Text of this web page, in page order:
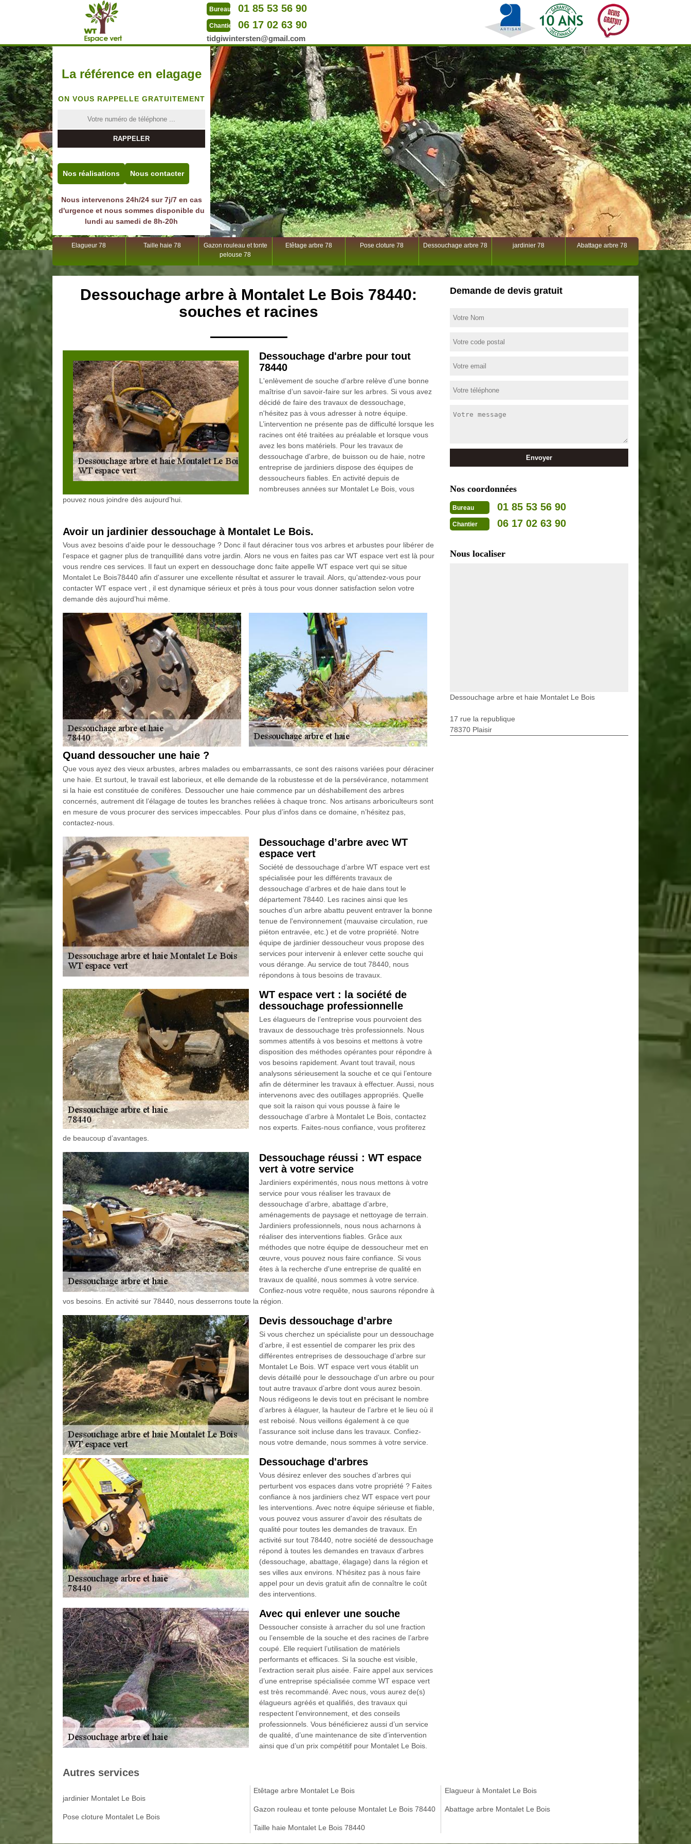
Bureau 01 85 53 56 90
Chantier 06 17 02 63 90
tidgiwintersten@gmail.com
La référence en elagage
ON VOUS RAPPELLE GRATUITEMENT
Nos réalisations Nous contacter
Nous intervenons 24h/24 sur 7j/7 en cas
d'urgence et nous sommes disponible du
lundi au samedi de 8h-20h
Elagueur 78 Taille haie 78
Gazon rouleau et tonte
pelouse 78
Etêtage arbre 78 Pose cloture 78 Dessouchage arbre 78 jardinier 78 Abattage arbre 78
Dessouchage arbre à Montalet Le Bois 78440:
souches et racines
Dessouchage d'arbre pour tout
78440
L'enlèvement de souche d'arbre relève d’une bonne
maîtrise d’un savoir-faire sur les arbres. Si vous avez
décidé de faire des travaux de dessouchage,
n'hésitez pas à vous adresser à notre équipe.
L’intervention ne présente pas de difficulté lorsque les
racines ont été traitées au préalable et lorsque vous
avez les bons matériels. Pour les travaux de
dessouchage d'arbre, de buisson ou de haie, notre
entreprise de jardiniers dispose des équipes de
dessoucheurs fiables. En activité depuis de
nombreuses années sur Montalet Le Bois, vous
pouvez nous joindre dès aujourd’hui.
Avoir un jardinier dessouchage à Montalet Le Bois.
Vous avez besoins d'aide pour le dessouchage ? Donc il faut déraciner tous vos arbres et arbustes pour libérer de
l'espace et gagner plus de tranquillité dans votre jardin. Alors ne vous en faites pas car WT espace vert est là pour
vous rendre ces services. Il faut un expert en dessouchage donc faite appelle WT espace vert qui se situe
Montalet Le Bois78440 afin d'assurer une excellente résultat et assurer le travail. Alors, qu'attendez-vous pour
contacter WT espace vert , il est dynamique sérieux et près à tous pour vous donner satisfaction selon votre
demande dès aujourd’hui même.
Quand dessoucher une haie ?
Que vous ayez des vieux arbustes, arbres malades ou embarrassants, ce sont des raisons variées pour déraciner
une haie. Et surtout, le travail est laborieux, et elle demande de la robustesse et de la persévérance, notamment
si la haie est constituée de conifères. Dessoucher une haie commence par un déshabillement des arbres
concernés, autrement dit l’élagage de toutes les branches reliées à chaque tronc. Nos artisans arboriculteurs sont
en mesure de vous procurer des services impeccables. Pour plus d’infos dans ce domaine, n’hésitez pas,
contactez-nous.
Dessouchage d’arbre avec WT
espace vert
Société de dessouchage d’arbre WT espace vert est
spécialisée pour les différents travaux de
dessouchage d’arbres et de haie dans tout le
département 78440. Les racines ainsi que les
souches d’un arbre abattu peuvent entraver la bonne
tenue de l'environnement (mauvaise circulation, rue
piéton entravée, etc.) et de votre propriété. Notre
équipe de jardinier dessoucheur vous propose des
services pour intervenir à enlever cette souche qui
vous dérange. Au service de tout 78440, nous
répondons à tous besoins de travaux.
WT espace vert : la société de
dessouchage professionnelle
Les élagueurs de l’entreprise vous pourvoient des
travaux de dessouchage très professionnels. Nous
sommes attentifs à vos besoins et mettons à votre
disposition des méthodes opérantes pour répondre à
vos besoins rapidement. Avant tout travail, nous
analysons sérieusement la souche et ce qui l’entoure
afin de déterminer les travaux à effectuer. Aussi, nous
intervenons avec des outillages appropriés. Quelle
que soit la raison qui vous pousse à faire le
dessouchage d’arbre à Montalet Le Bois, contactez
nos experts. Faites-nous confiance, vous profiterez
de beaucoup d’avantages.
Dessouchage réussi : WT espace
vert à votre service
Jardiniers expérimentés, nous nous mettons à votre
service pour vous réaliser les travaux de
dessouchage d’arbre, abattage d’arbre,
aménagements de paysage et nettoyage de terrain.
Jardiniers professionnels, nous nous acharnons à
réaliser des interventions fiables. Grâce aux
méthodes que notre équipe de dessoucheur met en
œuvre, vous pouvez nous faire confiance. Si vous
êtes à la recherche d'une entreprise de qualité en
travaux de qualité, nous sommes à votre service.
Confiez-nous votre requête, nous saurons répondre à
vos besoins. En activité sur 78440, nous desserrons toute la région.
Devis dessouchage d’arbre
Si vous cherchez un spécialiste pour un dessouchage
d’arbre, il est essentiel de comparer les prix des
différentes entreprises de dessouchage d’arbre sur
Montalet Le Bois. WT espace vert vous établit un
devis détaillé pour le dessouchage d'un arbre ou pour
tout autre travaux d’arbre dont vous aurez besoin.
Nous rédigeons le devis tout en précisant le nombre
d’arbres à élaguer, la hauteur de l’arbre et le lieu où il
est reboisé. Nous veillons également à ce que
l’assurance soit incluse dans les travaux. Confiez-
nous votre demande, nous sommes à votre service.
Dessouchage d'arbres
Vous désirez enlever des souches d’arbres qui
perturbent vos espaces dans votre propriété ? Faites
confiance à nos jardiniers chez WT espace vert pour
les interventions. Avec notre équipe sérieuse et fiable,
vous pouvez vous assurer d'avoir des résultats de
qualité pour toutes les demandes de travaux. En
activité sur tout 78440, notre société de dessouchage
répond à toutes les demandes en travaux d'arbres
(dessouchage, abattage, élagage) dans la région et
ses villes aux environs. N'hésitez pas à nous faire
appel pour un devis gratuit afin de connaître le coût
des interventions.
Avec qui enlever une souche
Dessoucher consiste à arracher du sol une fraction
ou l’ensemble de la souche et des racines de l’arbre
coupé. Elle requiert l’utilisation de matériels
performants et efficaces. Si la souche est visible,
l’extraction serait plus aisée. Faire appel aux services
d’une entreprise spécialisée comme WT espace vert
est très recommandé. Avec nous, vous aurez de(s)
élagueurs agréés et qualifiés, des travaux qui
respectent l’environnement, et des conseils
professionnels. Vous bénéficierez aussi d’un service
de qualité, d’une maintenance de site d’intervention
ainsi que d’un prix compétitif pour Montalet Le Bois.
Demande de devis gratuit
Nos coordonnées
Bureau 01 85 53 56 90
Chantier 06 17 02 63 90
Nous localiser
Dessouchage arbre et haie Montalet Le Bois
17 rue la republique
78370 Plaisir
Autres services
jardinier Montalet Le Bois
Pose cloture Montalet Le Bois
Etêtage arbre Montalet Le Bois
Gazon rouleau et tonte pelouse Montalet Le Bois 78440
Taille haie Montalet Le Bois 78440
Elagueur à Montalet Le Bois
Abattage arbre Montalet Le Bois